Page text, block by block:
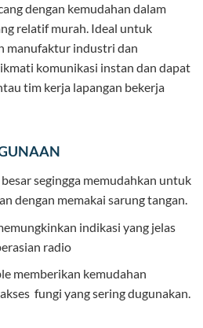
dengan kemudahan dalam
relatif murah. Ideal untuk
manufaktur industri dan
komunikasi instan dan dapat
tim kerja lapangan bekerja
segingga memudahkan untuk
dengan memakai sarung tangan.
indikasi yang jelas
radio
memberikan kemudahan
fungi yang sering dugunakan.